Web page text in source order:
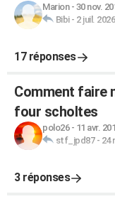
Marion- 30 nov.
Bibi- 2 juil.
17 réponses
Comment faire
four scholtes
polo26- 11 avr.
stf_jpd87- 24
3 réponses